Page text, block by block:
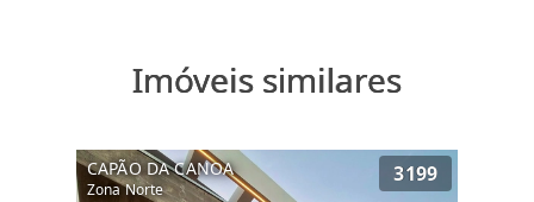
Imóveis similares
CAPÃO DA CANOA
Zona Norte
3199